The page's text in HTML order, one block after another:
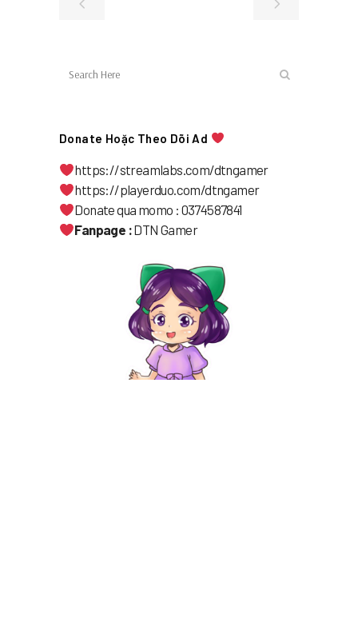
Donate Hoặc Theo Dõi Ad
https://streamlabs.com/dtngamer
https://playerduo.com/dtngamer
Donate qua momo : 0374587841
Fanpage :DTN Gamer